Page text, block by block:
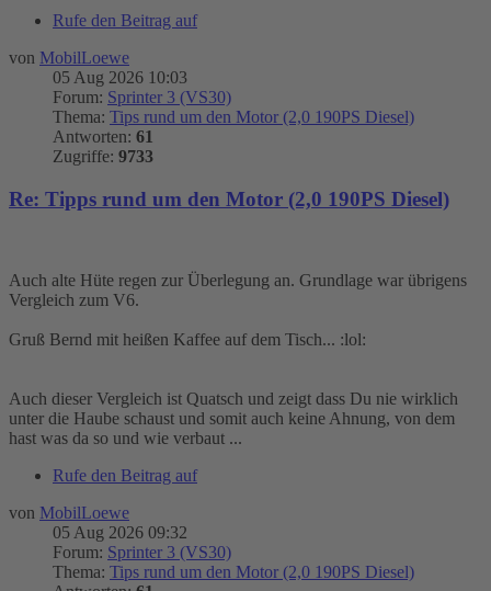
Rufe den Beitrag auf
von MobilLoewe
05 Aug 2026 10:03
Forum: Sprinter 3 (VS30)
Thema: Tips rund um den Motor (2,0 190PS Diesel)
Antworten: 61
Zugriffe: 9733
Re: Tipps rund um den Motor (2,0 190PS Diesel)
Auch alte Hüte regen zur Überlegung an. Grundlage war übrigens
Vergleich zum V6.
Gruß Bernd mit heißen Kaffee auf dem Tisch... :lol:
Auch dieser Vergleich ist Quatsch und zeigt dass Du nie wirklich
unter die Haube schaust und somit auch keine Ahnung, von dem
hast was da so und wie verbaut ...
Rufe den Beitrag auf
von MobilLoewe
05 Aug 2026 09:32
Forum: Sprinter 3 (VS30)
Thema: Tips rund um den Motor (2,0 190PS Diesel)